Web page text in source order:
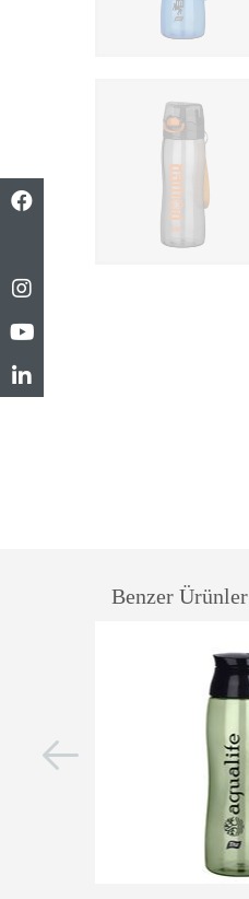
Benzer Ürünler